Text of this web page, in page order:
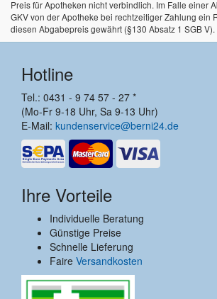
Preis für Apotheken nicht verbindlich. Im Falle einer
GKV von der Apotheke bei rechtzeitiger Zahlung ein
diesen Abgabepreis gewährt (§130 Absatz 1 SGB V).
Hotline
Tel.: 0431 - 9 74 57 - 27 *
(Mo-Fr 9-18 Uhr, Sa 9-13 Uhr)
E-Mail: kundenservice@berni24.de
Ihre Vorteile
Individuelle Beratung
Günstige Preise
Schnelle Lieferung
Faire Versandkosten